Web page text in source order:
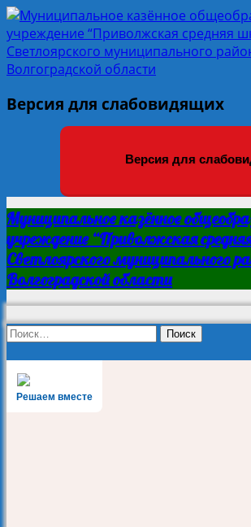
Версия для слабовидящих
Версия для
Муниципальное казённое
учреждение “Приволжская
Светлоярского муниципального
Волгоградской области
Найти:
Решаем вместе